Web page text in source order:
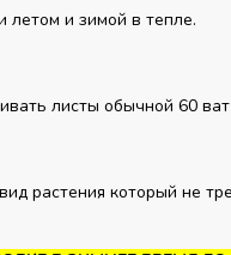
летом и зимой в тепле.
листы обычной 60
растения который не